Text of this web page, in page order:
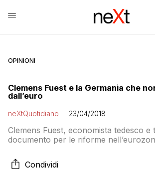
OPINIONI
Clemens Fuest e la Germania che
dall’euro
neXtQuotidiano 23/04/2018
Clemens Fuest, economista tedesco e
documento per le riforme
aveva parlato di un’Italia che doveva
addio alla moneta unica, in
Condividi